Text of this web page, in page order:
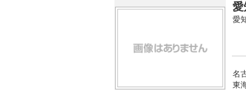
愛
愛
名
東